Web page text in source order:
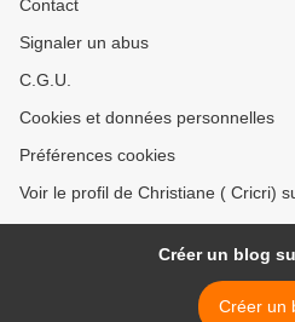
Contact
Signaler un abus
C.G.U.
Cookies et données personnelles
Préférences cookies
Voir le profil de Christiane ( Cricri)
Créer un blog
Créer un